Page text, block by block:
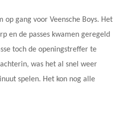
op gang voor Veensche Boys. Het
en de passes kwamen geregeld
toch de openingstreffer te
was het al snel weer
spelen. Het kon nog alle